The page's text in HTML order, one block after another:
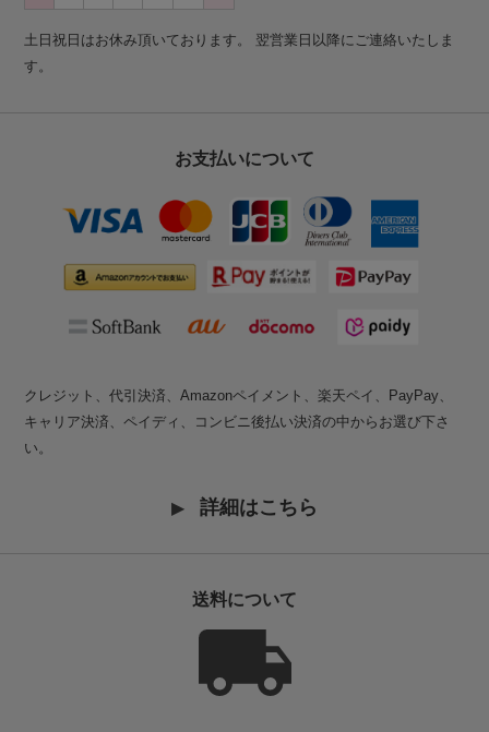
土日祝日はお休み頂いております。 翌営業日以降にご連絡いたしま
す。
お支払いについて
クレジット、代引決済、Amazonペイメント、楽天ペイ、PayPay、
キャリア決済、ペイディ、コンビニ後払い決済の中からお選び下さ
い。
詳細はこちら
送料について